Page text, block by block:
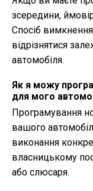
зсередини,
Спосіб
відрізнятися
автомобіля.
Як я можу
для мого
Програмування
вашого
виконання
власницькому
або слюсаря.